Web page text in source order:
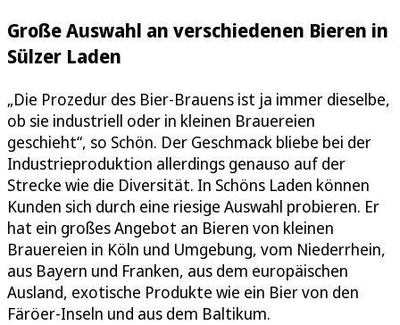
Große Auswahl an verschiedenen Bieren in
Sülzer Laden
„Die Prozedur des Bier-Brauens ist ja immer dieselbe,
ob sie industriell oder in kleinen Brauereien
geschieht“, so Schön. Der Geschmack bliebe bei der
Industrieproduktion allerdings genauso auf der
Strecke wie die Diversität. In Schöns Laden können
Kunden sich durch eine riesige Auswahl probieren. Er
hat ein großes Angebot an Bieren von kleinen
Brauereien in Köln und Umgebung, vom Niederrhein,
aus Bayern und Franken, aus dem europäischen
Ausland, exotische Produkte wie ein Bier von den
Färöer-Inseln und aus dem Baltikum.